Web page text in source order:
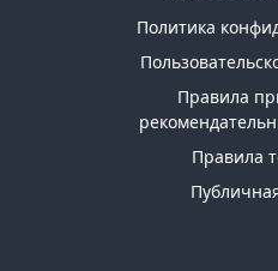
Политика
Правила
Правила